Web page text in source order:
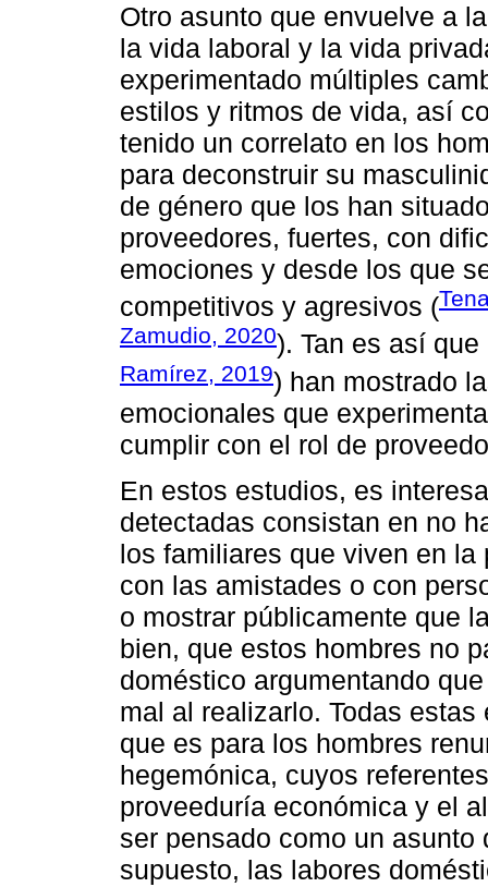
Otro asunto que envuelve a
la vida laboral y la vida
experimentado múltiples
estilos y ritmos de vida, así
tenido un correlato en los
para deconstruir su
de género que los han
proveedores, fuertes, con
emociones y desde los que
competitivos y agresivos (
Zamudio, 2020). Tan es así
Ramírez, 2019) han mostrado
emocionales que
cumplir con el rol de
En estos estudios, es
detectadas consistan en no
los familiares que viven en
con las amistades o con
o mostrar públicamente que
bien, que estos hombres no
doméstico argumentando
mal al realizarlo. Todas
que es para los hombres
hegemónica, cuyos
proveeduría económica y el
ser pensado como un
supuesto, las labores